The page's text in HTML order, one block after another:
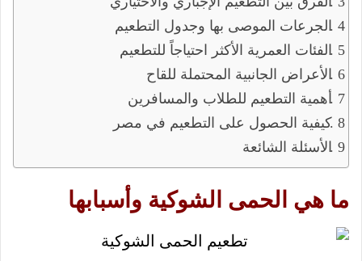
الجرعات الموصى بها وجدول التطعيم
الفئات العمرية الأكثر احتياجاً للتطعيم
الأعراض الجانبية المحتملة للقاح
أهمية التطعيم للطلاب والمسافرين
كيفية الحصول على التطعيم في مصر
الأسئلة الشائعة
ما هي الحمى الشوكية وأسبابها